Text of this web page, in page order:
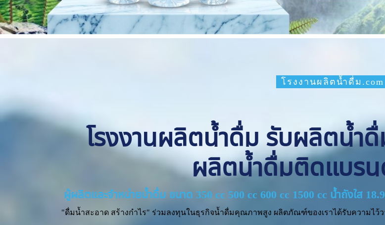
โรงงานผลิตน้ำดื่ม.com
โรงงานผลิตน้ำดื่ม รับผลิตน้ำ
ผลิตน้ำดื่มติดแบร
ผู้ผลิตและจำหน่ายน้ำดื่ม ขนาด 350 cc 500 cc 600 cc 1500 cc น้ำถังใส
"ดื่มน้ำสะอาด สร้างกำไร" ร่วมลงทุนในธุรกิจน้ำดื่มคุณภาพสูง ผลิตภัณฑ์ของเราได้รับความไว้